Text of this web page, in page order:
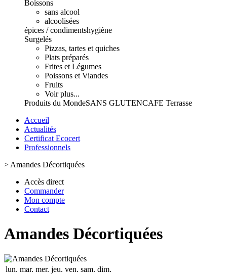
Boissons
sans alcool
alcoolisées
épices / condimentshygiène
Surgelés
Pizzas, tartes et quiches
Plats préparés
Frites et Légumes
Poissons et Viandes
Fruits
Voir plus...
Produits du MondeSANS GLUTENCAFE Terrasse
Accueil
Actualités
Certificat Ecocert
Professionnels
> Amandes Décortiquées
Accès direct
Commander
Mon compte
Contact
Amandes Décortiquées
lun. mar. mer. jeu. ven. sam. dim.